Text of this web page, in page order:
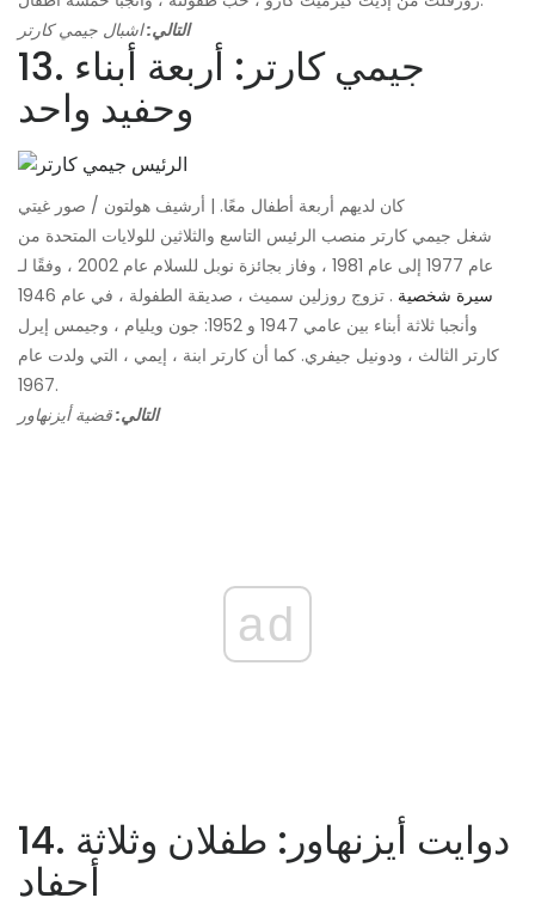
التالي:اشبال جيمي كارتر
13. جيمي كارتر: أربعة أبناء
وحفيد واحد
كان لديهم أربعة أطفال معًا. | أرشيف هولتون / صور غيتي
شغل جيمي كارتر منصب الرئيس التاسع والثلاثين للولايات المتحدة من
عام 1977 إلى عام 1981 ، وفاز بجائزة نوبل للسلام عام 2002 ، وفقًا لـ
سيرة شخصية
. تزوج روزلين سميث ، صديقة الطفولة ، في عام 1946
وأنجبا ثلاثة أبناء بين عامي 1947 و 1952: جون ويليام ، وجيمس إيرل
كارتر الثالث ، ودونيل جيفري. كما أن كارتر ابنة ، إيمي ، التي ولدت عام
1967.
التالي:قضية أيزنهاور
ad
14. دوايت أيزنهاور: طفلان وثلاثة
أحفاد